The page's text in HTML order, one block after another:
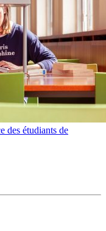
des étudiants de